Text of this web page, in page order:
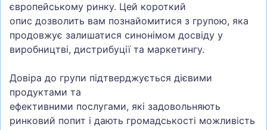
європейському ринку. Цей короткий
опис дозволить вам познайомитися з групою, яка
продовжує залишатися синонімом досвіду у
виробництві, дистрибуції та маркетингу.
Довіра до групи підтверджується дієвими
продуктами та
ефективними послугами, які задовольняють
ринковий попит і дають громадськості можливість